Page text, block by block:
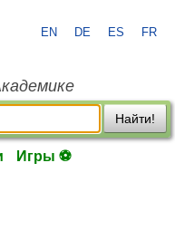
EN DE ES FR
Найти!
Игры ⚽